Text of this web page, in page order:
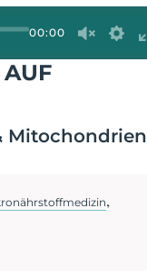
00:00
Mitochondrien
,